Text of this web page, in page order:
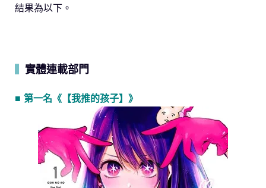
結果為以下。
實體連載部門
■ 第一名《【我推的孩子】》